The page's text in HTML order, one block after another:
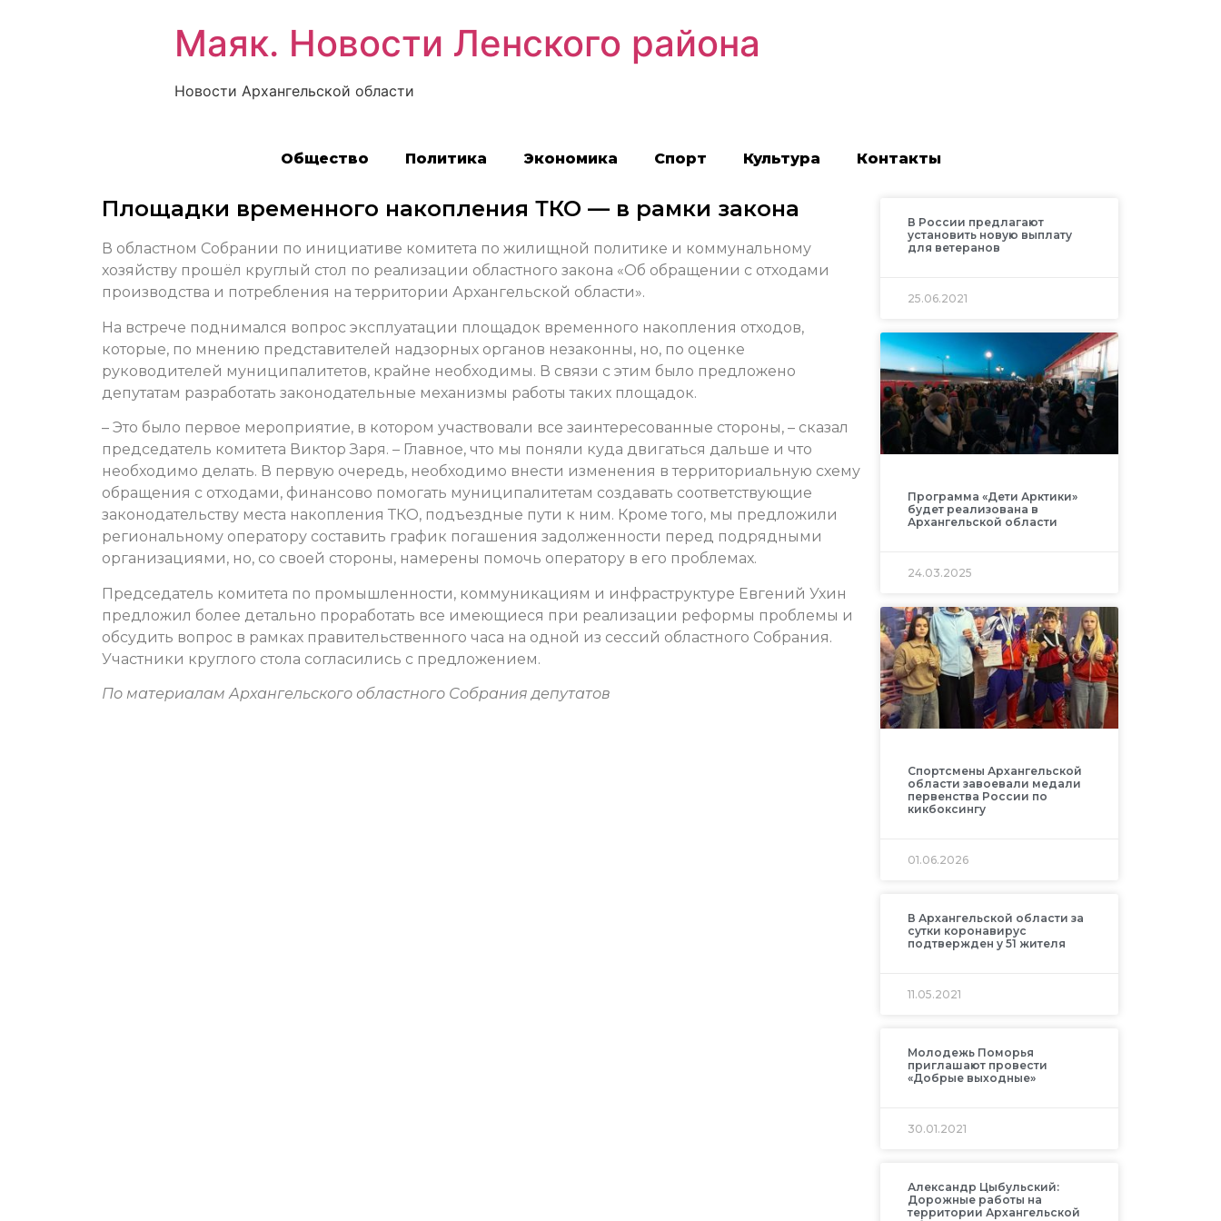
Маяк. Новости Ленского района
Новости Архангельской области
Общество Политика Экономика Спорт Культура Контакты
Площадки временного накопления ТКО — в рамки закона
В областном Собрании по инициативе комитета по жилищной политике и коммунальному
хозяйству прошёл круглый стол по реализации областного закона «Об обращении с отходами
производства и потребления на территории Архангельской области».
На встрече поднимался вопрос эксплуатации площадок временного накопления отходов,
которые, по мнению представителей надзорных органов незаконны, но, по оценке
руководителей муниципалитетов, крайне необходимы. В связи с этим было предложено
депутатам разработать законодательные механизмы работы таких площадок.
– Это было первое мероприятие, в котором участвовали все заинтересованные стороны, – сказал
председатель комитета Виктор Заря. – Главное, что мы поняли куда двигаться дальше и что
необходимо делать. В первую очередь, необходимо внести изменения в территориальную схему
обращения с отходами, финансово помогать муниципалитетам создавать соответствующие
законодательству места накопления ТКО, подъездные пути к ним. Кроме того, мы предложили
региональному оператору составить график погашения задолженности перед подрядными
организациями, но, со своей стороны, намерены помочь оператору в его проблемах.
Председатель комитета по промышленности, коммуникациям и инфраструктуре Евгений Ухин
предложил более детально проработать все имеющиеся при реализации реформы проблемы и
обсудить вопрос в рамках правительственного часа на одной из сессий областного Собрания.
Участники круглого стола согласились с предложением.
По материалам Архангельского областного Собрания депутатов
В России предлагают
установить новую выплату
для ветеранов
25.06.2021
Программа «Дети Арктики»
будет реализована в
Архангельской области
24.03.2025
Спортсмены Архангельской
области завоевали медали
первенства России по
кикбоксингу
01.06.2026
В Архангельской области за
сутки коронавирус
подтвержден у 51 жителя
11.05.2021
Молодежь Поморья
приглашают провести
«Добрые выходные»
30.01.2021
Александр Цыбульский:
Дорожные работы на
территории Архангельской